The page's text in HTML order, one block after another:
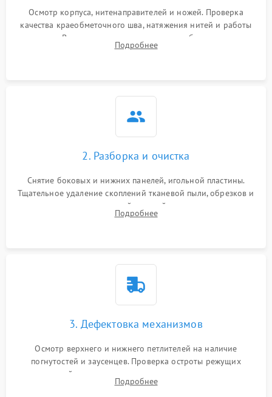
Осмотр корпуса, нитенаправителей и ножей. Проверка
качества краеобметочного шва, натяжения нитей и работы
педали. Выявление пропусков стежков, обрывов нити,
заклинивания или тупого среза ткани на тестовом образце.
Подробнее
2. Разборка и очистка
Снятие боковых и нижних панелей, игольной пластины.
Тщательное удаление скоплений тканевой пыли, обрезков и
очесов из зоны петлителей и ножей с помощью жестких
кистей, пинцета и потока сжатого воздуха.
Подробнее
3. Дефектовка механизмов
Осмотр верхнего и нижнего петлителей на наличие
погнутостей и заусенцев. Проверка остроты режущих
кромок ножей, состояния приводного ремня, электромотора
и механизма дифференциальной подачи ткани.
Подробнее